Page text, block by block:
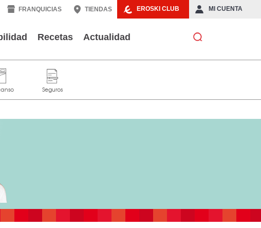
EROSKI CLUB MI CUENTA
FRANQUICIAS TIENDAS
Recetas Actualidad